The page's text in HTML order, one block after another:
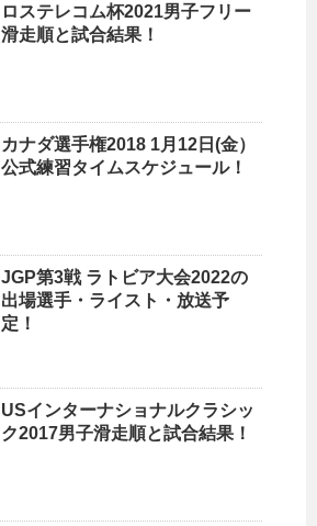
ロステレコム杯2021男子フリー
滑走順と試合結果！
カナダ選手権2018 1月12日(金）
公式練習タイムスケジュール！
JGP第3戦 ラトビア大会2022の
出場選手・ライスト・放送予
定！
USインターナショナルクラシッ
ク2017男子滑走順と試合結果！